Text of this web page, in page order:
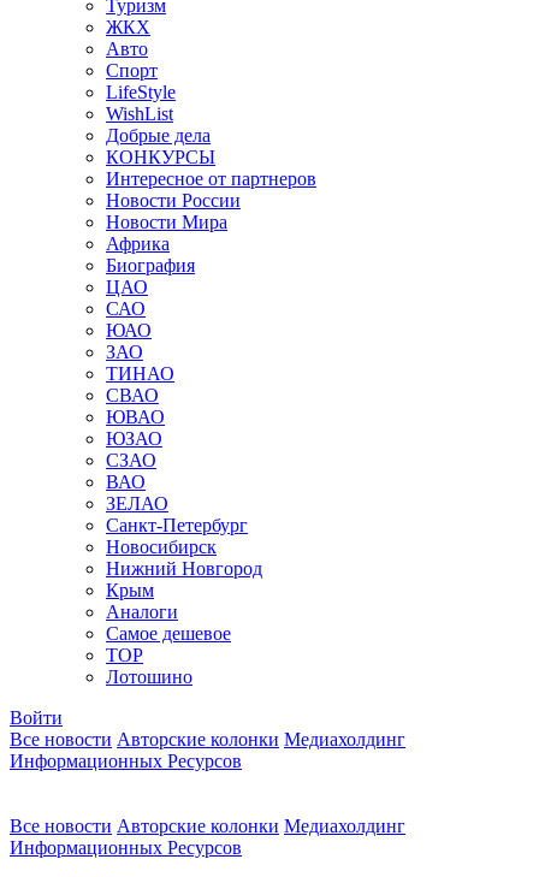
Туризм
ЖКХ
Авто
Спорт
LifeStyle
WishList
Добрые дела
КОНКУРСЫ
Интересное от партнеров
Новости России
Новости Мира
Африка
Биография
ЦАО
САО
ЮАО
ЗАО
ТИНАО
СВАО
ЮВАО
ЮЗАО
СЗАО
ВАО
ЗЕЛАО
Санкт-Петербург
Новосибирск
Нижний Новгород
Крым
Аналоги
Самое дешевое
TOP
Лотошино
Войти
Все новости Авторские колонки Медиахолдинг
Информационных Ресурсов
Все новости Авторские колонки Медиахолдинг
Информационных Ресурсов